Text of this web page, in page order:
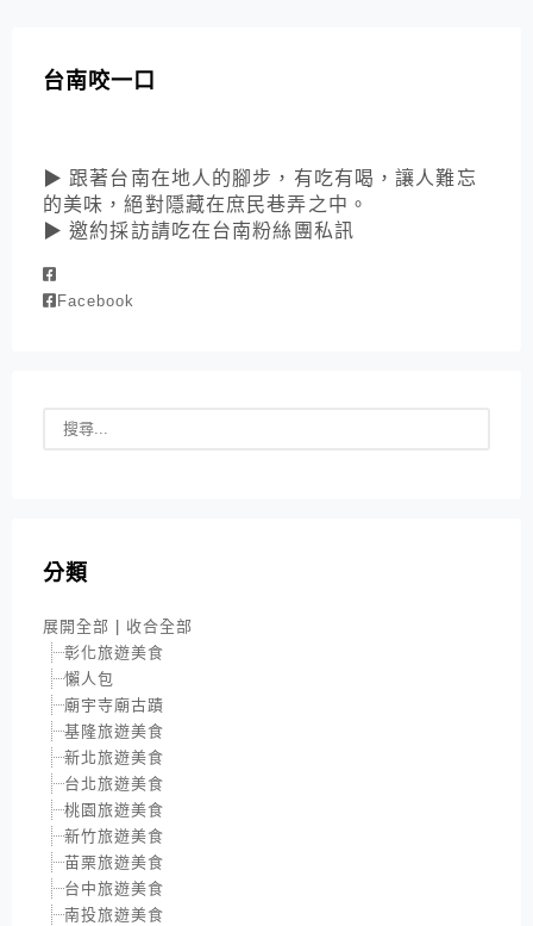
台南咬一口
▶ 跟著台南在地人的腳步，有吃有喝，讓人難忘
的美味，絕對隱藏在庶民巷弄之中。
▶ 邀約採訪請吃在台南粉絲團私訊
Facebook
分類
展開全部 | 收合全部
彰化旅遊美食
懶人包
廟宇寺廟古蹟
基隆旅遊美食
新北旅遊美食
台北旅遊美食
桃園旅遊美食
新竹旅遊美食
苗栗旅遊美食
台中旅遊美食
南投旅遊美食